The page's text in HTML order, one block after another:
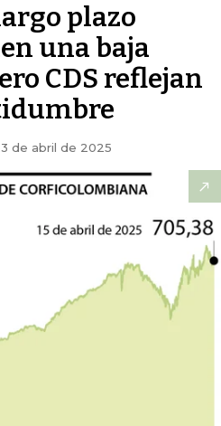
plazo
una baja
CDS reflejan
de abril de 2025